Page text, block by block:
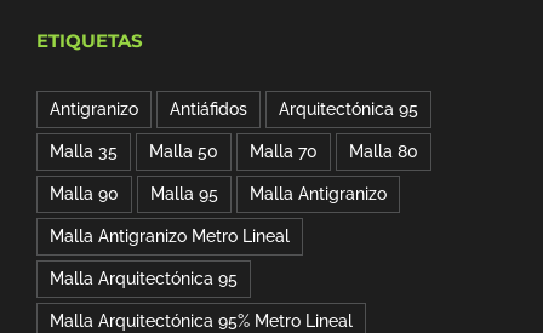
ETIQUETAS
Antigranizo Antiáfidos Arquitectónica 95
Malla 35 Malla 50 Malla 70 Malla 80
Malla 90 Malla 95 Malla Antigranizo
Malla Antigranizo Metro Lineal
Malla Arquitectónica 95
Malla Arquitectónica 95% Metro Lineal